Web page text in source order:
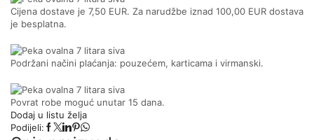
Cijena dostave je 7,50 EUR. Za narudžbe iznad 100,00 EUR dostava
je besplatna.
Podržani načini plaćanja: pouzećem, karticama i virmanski.
Povrat robe moguć unutar 15 dana.
Dodaj u listu želja
Podijeli: